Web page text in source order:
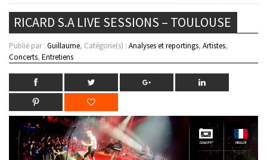
RICARD S.A LIVE SESSIONS – TOULOUSE
Publié par : Guillaume, Catégorie(s) : Analyses et reportings, Artistes,
Concerts, Entretiens